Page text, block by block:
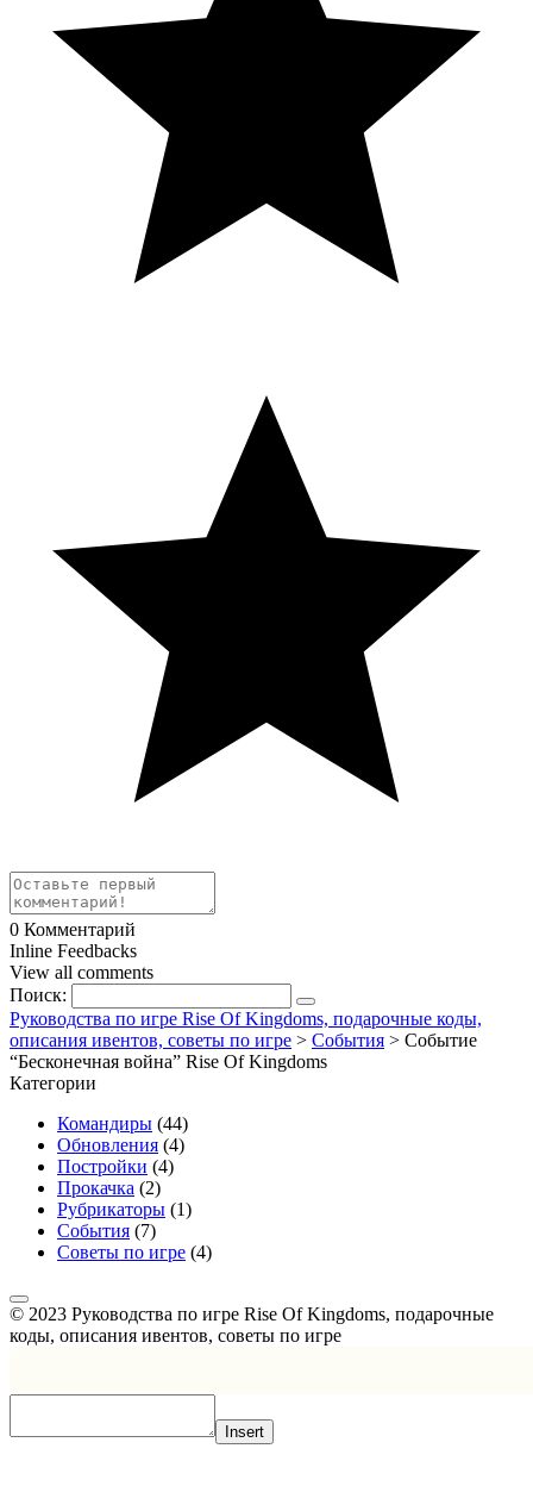
0 Комментарий
Inline Feedbacks
View all comments
Поиск:
Руководства по игре Rise Of Kingdoms, подарочные коды,
описания ивентов, советы по игре > События > Событие
“Бесконечная война” Rise Of Kingdoms
Категории
Командиры (44)
Обновления (4)
Постройки (4)
Прокачка (2)
Рубрикаторы (1)
События (7)
Советы по игре (4)
© 2023 Руководства по игре Rise Of Kingdoms, подарочные
коды, описания ивентов, советы по игре
Insert